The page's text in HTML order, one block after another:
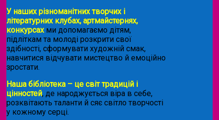
У наших різноманітних творчих і
літературних клубах, артмайстернях,
конкурсахми допомагаємо дітям,
підліткам та молоді розкрити свої
здібності, сформувати художній смак,
навчитися відчувати мистецтво й емоційно
зростати.
Наша бібліотека – це світ традицій і
цінностей, де народжується віра в себе,
розквітають таланти й сяє світло творчості
у кожному серці.